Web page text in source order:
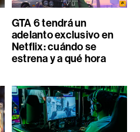
GTA 6 tendrá un
adelanto exclusivo en
Netflix: cuándo se
estrena y a qué hora